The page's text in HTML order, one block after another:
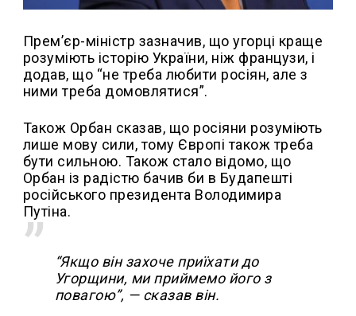
Прем’єр-міністр зазначив, що угорці краще
розуміють історію України, ніж французи, і
додав, що “не треба любити росіян, але з
ними треба домовлятися”.
Також Орбан сказав, що росіяни розуміють
лише мову сили, тому Європі також треба
бути сильною. Також стало відомо, що
Орбан із радістю бачив би в Будапешті
російського президента Володимира
Путіна.
“Якщо він захоче приїхати до
Угорщини, ми приймемо його з
повагою”, — сказав він.